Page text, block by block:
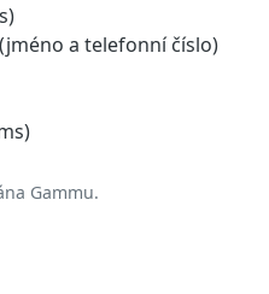
a telefonní číslo)
Gammu.